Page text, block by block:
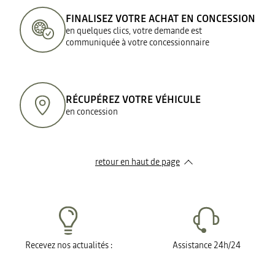
FINALISEZ VOTRE ACHAT EN CONCESSION
en quelques clics, votre demande est
communiquée à votre concessionnaire
RÉCUPÉREZ VOTRE VÉHICULE
en concession
retour en haut de page​
Recevez nos actualités : Assistance 24h/24